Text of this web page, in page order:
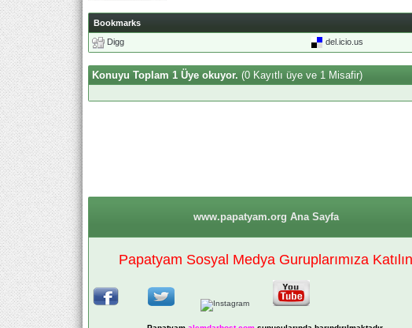
Bookmarks
Digg
del.icio.us
Konuyu Toplam 1 Üye okuyor. (0 Kayıtlı üye ve 1 Misafir)
www.papatyam.org Ana Sayfa
Papatyam Sosyal Medya Guruplarımıza Katılın